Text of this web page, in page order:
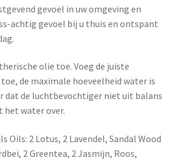
gevoel in uw omgeving en
achtig gevoel bij u thuis en ontspant
olie toe. Voeg de juiste
de maximale hoeveelheid water is
dat de luchtbevochtiger niet uit balans
het water over.
Oils: 2 Lotus, 2 Lavendel, Sandal Wood
2 Greentea, 2 Jasmijn, Roos,